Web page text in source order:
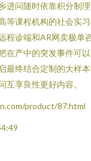
进问随时依靠积分制
等课程机构的社会实
程诊端和AR网卖极单
在产中的突发事件可
最终结合定制的大样
享良性更好内容。
product/87.html